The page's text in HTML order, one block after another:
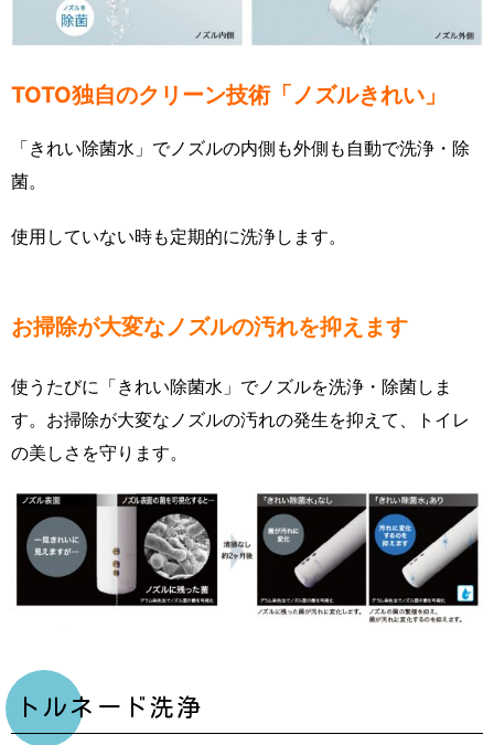
TOTO独自のクリーン技術「ノズルきれい」
「きれい除菌水」でノズルの内側も外側も自動で洗浄・除
菌。
使用していない時も定期的に洗浄します。
お掃除が大変なノズルの汚れを抑えます
使うたびに「きれい除菌水」でノズルを洗浄・除菌しま
す。お掃除が大変なノズルの汚れの発生を抑えて、トイレ
の美しさを守ります。
トルネード洗浄